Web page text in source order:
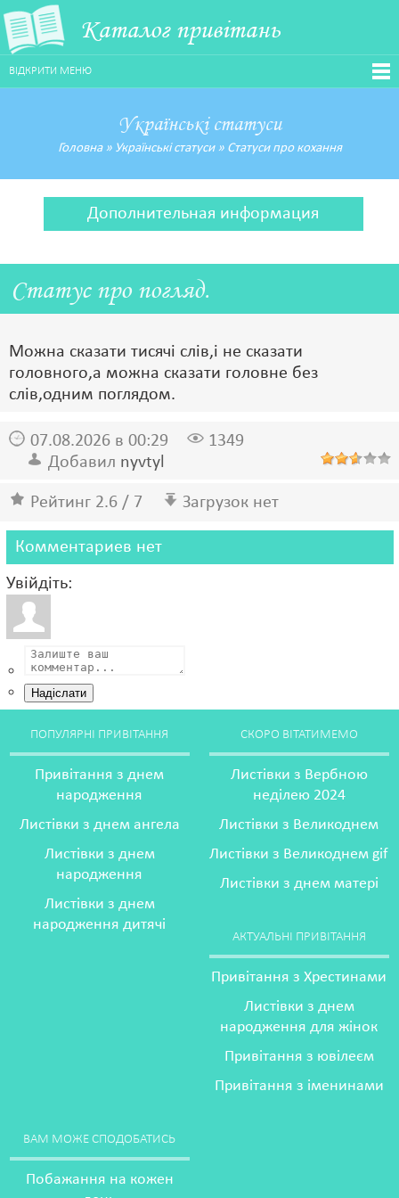
Каталог привітань
ВІДКРИТИ МЕНЮ
Українські статуси
Головна» Українські статуси» Статуси про кохання
Дополнительная информация
Статус про погляд.
Можна сказати тисячі слів,і не сказати
головного,а можна сказати головне без
слів,одним поглядом.
07.08.2026 в 00:29
1349
Добавил nyvtyl
Рейтинг 2.6 / 7 Загрузок нет
Комментариев нет
Увійдіть:
Надіслати
ПОПУЛЯРНІ ПРИВІТАННЯ
Привітання з днем
народження
Листівки з днем ангела
Листівки з днем
народження
Листівки з днем
народження дитячі
СКОРО ВІТАТИМЕМО
Листівки з Вербною
неділею 2024
Листівки з Великоднем
Листівки з Великоднем gif
Листівки з днем матері
АКТУАЛЬНІ ПРИВІТАННЯ
Привітання з Хрестинами
Листівки з днем
народження для жінок
Привітання з ювілеєм
Привітання з іменинами
ВАМ МОЖЕ СПОДОБАТИСЬ
Побажання на кожен